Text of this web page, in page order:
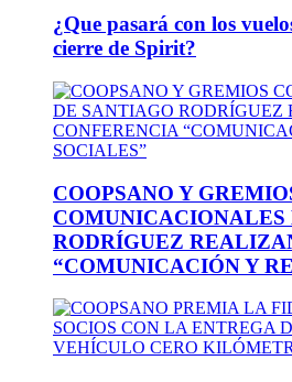
¿Que pasará con los
cierre de Spirit?
COOPSANO Y
COMUNICACIONALES
RODRÍGUEZ
“COMUNICACIÓN Y